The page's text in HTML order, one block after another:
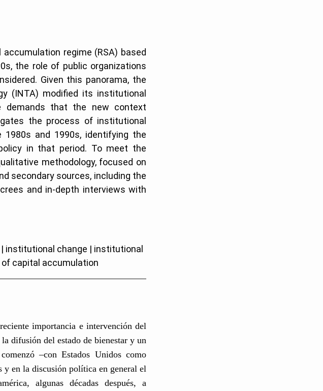
regime (RSA) based
the role of public organizations
Given this panorama, the
(INTA) modified its institutional
that the new context
the process of institutional
and 1990s, identifying the
in that period. To meet the
methodology, focused on
secondary sources, including the
and in-depth interviews with
institutional change | institutional
capital accumulation
importancia e intervención del
difusión del estado de bienestar y un
–con Estados Unidos como
y en la discusión política en general el
algunas décadas después, a